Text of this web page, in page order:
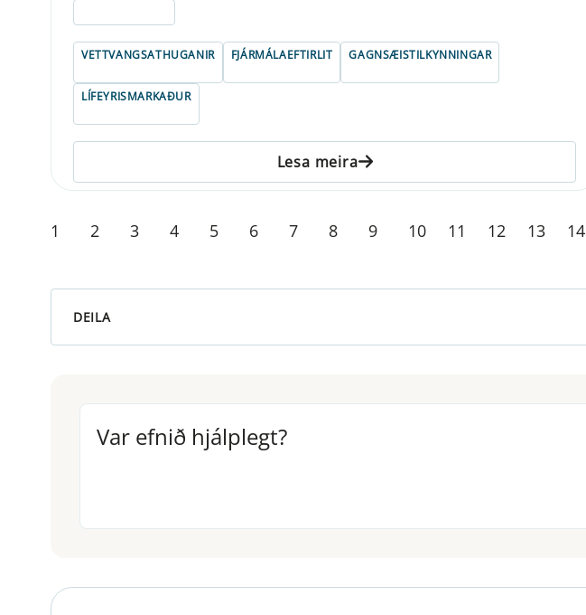
VETTVANGSATHUGANIR FJÁRMÁLAEFTIRLIT GAGNSÆISTILKYNNINGAR
LÍFEYRISMARKAÐUR
Lesa meira
1 2 3 4 5 6 7 8 9 10 11 12 13 14
DEILA
Var efnið hjálplegt?
Var efnið hjálplegt?